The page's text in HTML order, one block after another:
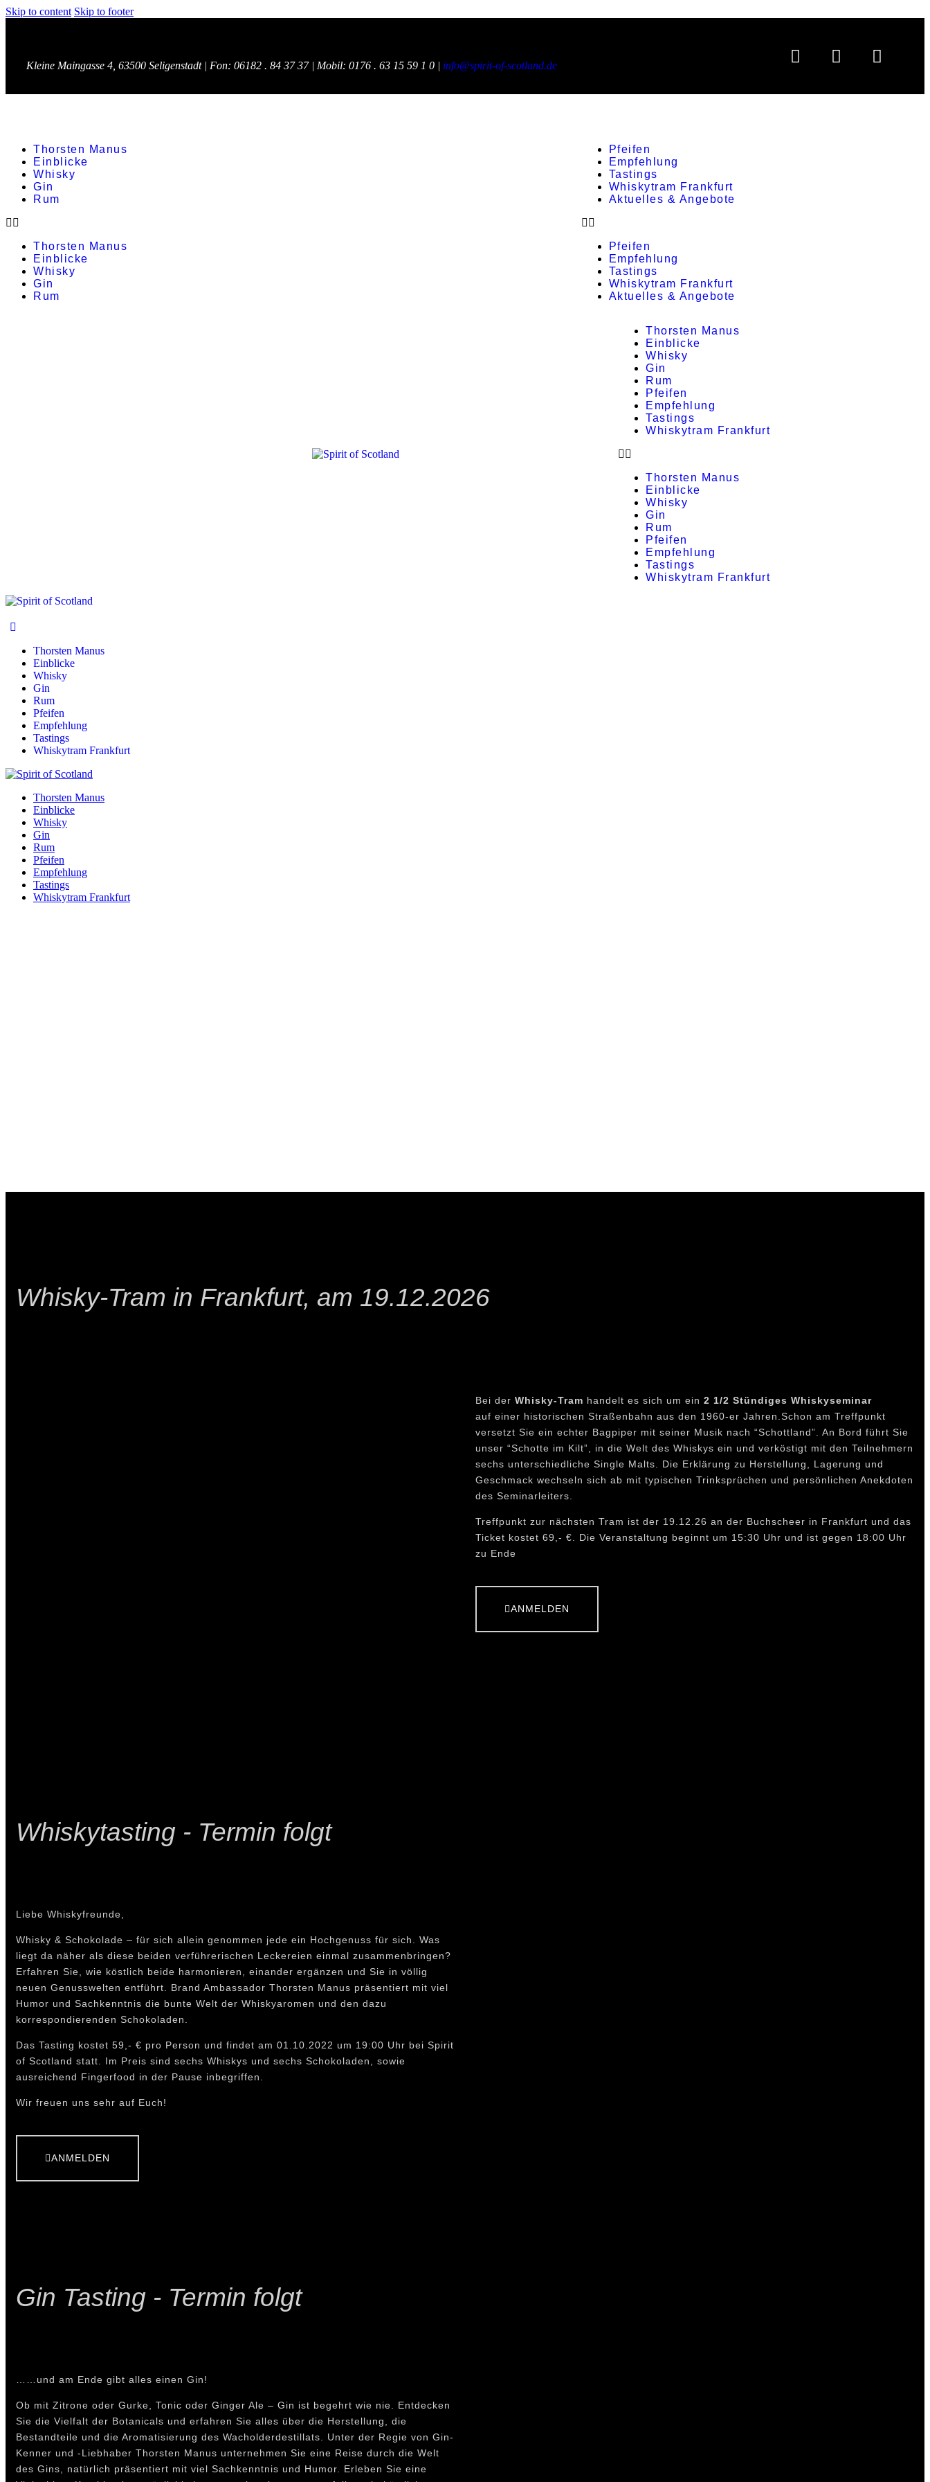
Skip to content Skip to footer
Kleine Maingasse 4, 63500 Seligenstadt | Fon: 06182 . 84 37 37 | Mobil: 0176 . 63 15 59 1 0 | info@spirit-of-scotland.de
Thorsten Manus
Einblicke
Whisky
Gin
Rum
Thorsten Manus
Einblicke
Whisky
Gin
Rum
Pfeifen
Empfehlung
Tastings
Whiskytram Frankfurt
Aktuelles & Angebote
Pfeifen
Empfehlung
Tastings
Whiskytram Frankfurt
Aktuelles & Angebote
Thorsten Manus
Einblicke
Whisky
Gin
Rum
Pfeifen
Empfehlung
Tastings
Whiskytram Frankfurt
Thorsten Manus
Einblicke
Whisky
Gin
Rum
Pfeifen
Empfehlung
Tastings
Whiskytram Frankfurt
Thorsten Manus
Einblicke
Whisky
Gin
Rum
Pfeifen
Empfehlung
Tastings
Whiskytram Frankfurt
Thorsten Manus
Einblicke
Whisky
Gin
Rum
Pfeifen
Empfehlung
Tastings
Whiskytram Frankfurt
Whisky-Tram in Frankfurt, am 19.12.2026
Bei der Whisky-Tram handelt es sich um ein 2 1/2 Stündiges Whiskyseminar
auf einer historischen Straßenbahn aus den 1960-er Jahren.Schon am Treffpunkt
versetzt Sie ein echter Bagpiper mit seiner Musik nach “Schottland”. An Bord führt Sie
unser “Schotte im Kilt”, in die Welt des Whiskys ein und verköstigt mit den Teilnehmern
sechs unterschiedliche Single Malts. Die Erklärung zu Herstellung, Lagerung und
Geschmack wechseln sich ab mit typischen Trinksprüchen und persönlichen Anekdoten
des Seminarleiters.
Treffpunkt zur nächsten Tram ist der 19.12.26 an der Buchscheer in Frankfurt und das
Ticket kostet 69,- €. Die Veranstaltung beginnt um 15:30 Uhr und ist gegen 18:00 Uhr
zu Ende
ANMELDEN
Whiskytasting - Termin folgt
Liebe Whiskyfreunde,
Whisky & Schokolade – für sich allein genommen jede ein Hochgenuss für sich. Was
liegt da näher als diese beiden verführerischen Leckereien einmal zusammenbringen?
Erfahren Sie, wie köstlich beide harmonieren, einander ergänzen und Sie in völlig
neuen Genusswelten entführt. Brand Ambassador Thorsten Manus präsentiert mit viel
Humor und Sachkenntnis die bunte Welt der Whiskyaromen und den dazu
korrespondierenden Schokoladen.
Das Tasting kostet 59,- € pro Person und findet am 01.10.2022 um 19:00 Uhr bei Spirit
of Scotland statt. Im Preis sind sechs Whiskys und sechs Schokoladen, sowie
ausreichend Fingerfood in der Pause inbegriffen.
Wir freuen uns sehr auf Euch!
ANMELDEN
Gin Tasting - Termin folgt
……und am Ende gibt alles einen Gin!
Ob mit Zitrone oder Gurke, Tonic oder Ginger Ale – Gin ist begehrt wie nie. Entdecken
Sie die Vielfalt der Botanicals und erfahren Sie alles über die Herstellung, die
Bestandteile und die Aromatisierung des Wacholderdestillats. Unter der Regie von Gin-
Kenner und -Liebhaber Thorsten Manus unternehmen Sie eine Reise durch die Welt
des Gins, natürlich präsentiert mit viel Sachkenntnis und Humor. Erleben Sie eine